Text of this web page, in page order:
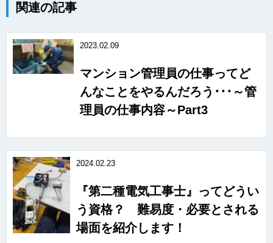
関連の記事
2023.02.09
マンション管理員の仕事ってど
んなことをやるんだろう･･･～管
理員の仕事内容～Part3
2024.02.23
『第二種電気工事士』ってどうい
う資格？ 難易度・必要とされる
場面を紹介します！